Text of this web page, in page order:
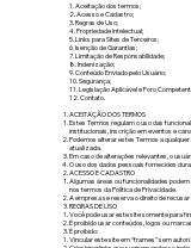
1. Aceitação dos termos;
2. Acesso e Cadastro;
3. Regras de Uso;
4. Propriedade Intelectual;
5. Links para Sites de Terceiros;
6. Isenção de Garantias;
7. Limitação de Responsabilidade;
8. Indenização;
9. Conteúdo Enviado pelo Usuário;
10. Segurança;
11. Legislação Aplicável e Foro
12. Contato.
ACEITAÇÃO DOS TERMOS
Estes Termos regulam o uso das
institucionais, inscrição em eventos e
Podemos alterar estes Termos a
atualizada.
Em caso de alterações relevantes, o
O uso dos dados pessoais fornecidos
ACESSO E CADASTRO
Algumas áreas ou funcionalidades
nos termos da Política de Privacidade.
A empresa se reserva o direito de
REGRAS DE USO
Você pode usar este site somente para
É proibido usar conteúdos, logos ou
É proibido:
Vincular este site em “frames” sem